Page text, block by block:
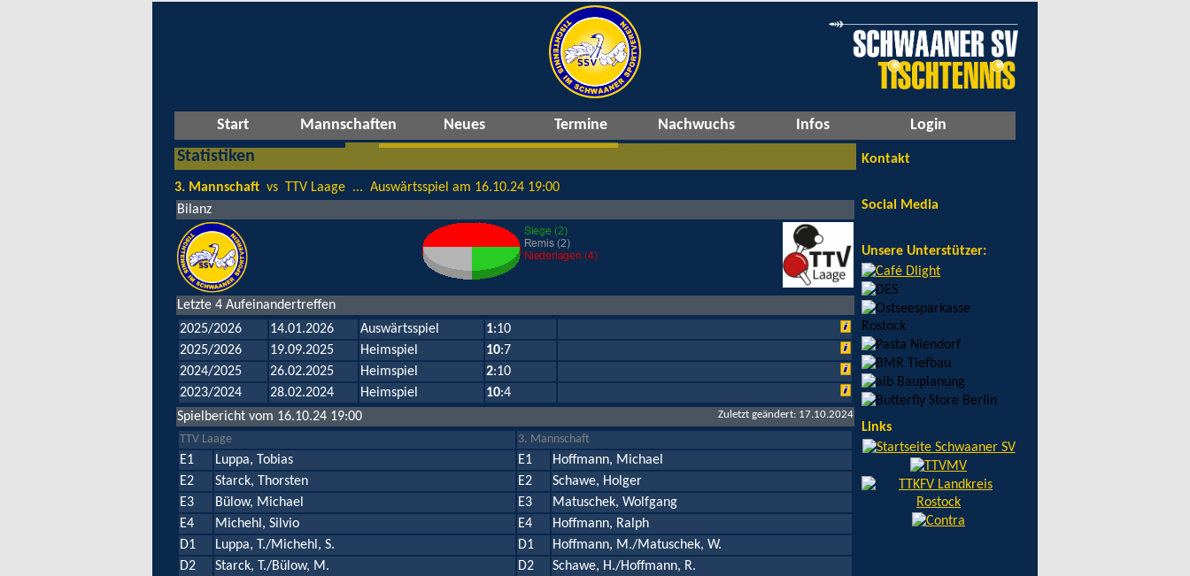
Start Mannschaften Neues Termine Nachwuchs Infos Login
Zahlen, Zahlen, Zahlen
Statistiken
3. Mannschaft vs TTV Laage ... Auswärtsspiel am 16.10.24 19:00
Bilanz
Letzte 4 Aufeinandertreffen
2025/2026
14.01.2026 Auswärtsspiel 1:10
2025/2026
19.09.2025 Heimspiel 10:7
2024/2025
26.02.2025 Heimspiel 2:10
2023/2024
28.02.2024 Heimspiel 10:4
Spielbericht vom 16.10.24 19:00
Zuletzt geändert: 17.10.2024
TTV Laage 3. Mannschaft
E1 Luppa, Tobias E1
Hoffmann, Michael
E2
Starck, Thorsten E2
Schawe, Holger
E3
Bülow, Michael E3
Matuschek, Wolfgang
E4
Michehl, Silvio E4
Hoffmann, Ralph
D1
Luppa, T./Michehl, S. D1
Hoffmann, M./Matuschek, W.
D2
Starck, T./Bülow, M. D2 Schawe, H./Hoffmann, R.
Kontakt
Social Media
Unsere Unterstützer:
Links